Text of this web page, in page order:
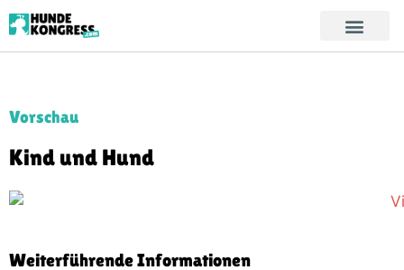
Vorschau
Kind und Hund
Weiterführende Informationen